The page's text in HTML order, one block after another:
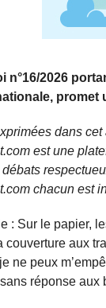
n°16/2026
dans cet
est une
chacun est
: Sur le papier,
couverture aux
ne peux
réponse aux